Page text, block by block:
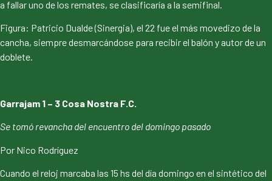
a fallar uno de los remates, se clasificaría a la semifinal.
Figura: Patricio Dualde (Sinergia), el 22 fue el más movedizo de la
cancha, siempre desmarcándose para recibir el balón y autor de un
doblete.
Garrajam 1 – 3 Cosa Nostra F.C.
Se tomó revancha del encuentro del domingo pasado
Por Nico Rodríguez
Cuando el reloj marcaba las 15 hs del día domingo en el sintético del